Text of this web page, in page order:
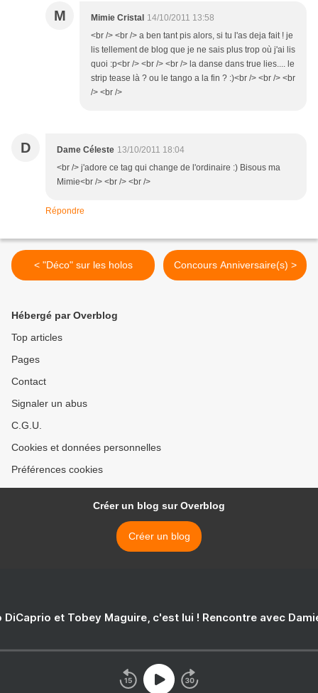
M Mimie Cristal 14/10/2011 13:58
<br /> <br /> a ben tant pis alors, si tu l'as deja fait ! je
lis tellement de blog que je ne sais plus trop où j'ai lis
quoi :p<br /> <br /> <br /> la danse dans true lies.... le
strip tease là ? ou le tango a la fin ? :)<br /> <br /> <br
/> <br />
D Dame Céleste 13/10/2011 18:04
<br /> j'adore ce tag qui change de l'ordinaire :) Bisous ma
Mimie<br /> <br /> <br />
Répondre
< "Déco" sur les holos Concours Anniversaire(s) >
Hébergé par Overblog
Top articles
Pages
Contact
Signaler un abus
C.G.U.
Cookies et données personnelles
Préférences cookies
Créer un blog sur Overblog
Créer un blog
DiCaprio et Tobey Maguire, c'est lui ! Rencontre avec